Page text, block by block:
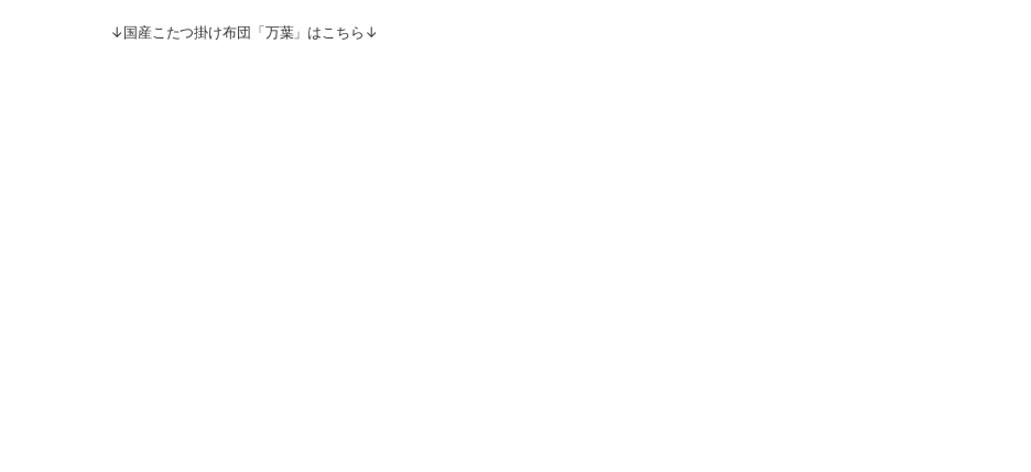
↓国産こたつ掛け布団「万葉」はこちら↓